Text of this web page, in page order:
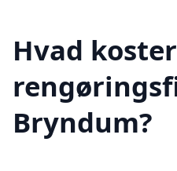
Hvad
Bryndum?